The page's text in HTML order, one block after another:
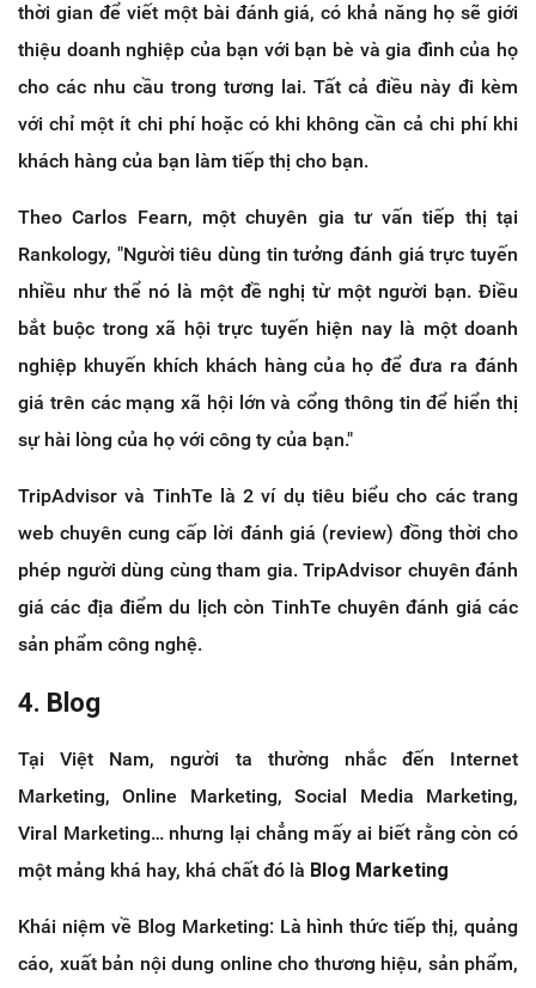
thời gian để viết một bài đánh giá, có khả năng họ sẽ giới
thiệu doanh nghiệp của bạn với bạn bè và gia đình của họ
cho các nhu cầu trong tương lai. Tất cả điều này đi kèm
với chỉ một ít chi phí hoặc có khi không cần cả chi phí khi
khách hàng của bạn làm tiếp thị cho bạn.
Theo Carlos Fearn, một chuyên gia tư vấn tiếp thị tại
Rankology, "Người tiêu dùng tin tưởng đánh giá trực tuyến
nhiều như thể nó là một đề nghị từ một người bạn. Điều
bắt buộc trong xã hội trực tuyến hiện nay là một doanh
nghiệp khuyến khích khách hàng của họ để đưa ra đánh
giá trên các mạng xã hội lớn và cổng thông tin để hiển thị
sự hài lòng của họ với công ty của bạn."
TripAdvisor và TinhTe là 2 ví dụ tiêu biểu cho các trang
web chuyên cung cấp lời đánh giá (review) đồng thời cho
phép người dùng cùng tham gia. TripAdvisor chuyên đánh
giá các địa điểm du lịch còn TinhTe chuyên đánh giá các
sản phẩm công nghệ.
4. Blog
Tại Việt Nam, người ta thường nhắc đến Internet
Marketing, Online Marketing, Social Media Marketing,
Viral Marketing… nhưng lại chẳng mấy ai biết rằng còn có
một mảng khá hay, khá chất đó là Blog Marketing
Khái niệm về Blog Marketing: Là hình thức tiếp thị, quảng
cáo, xuất bản nội dung online cho thương hiệu, sản phẩm,